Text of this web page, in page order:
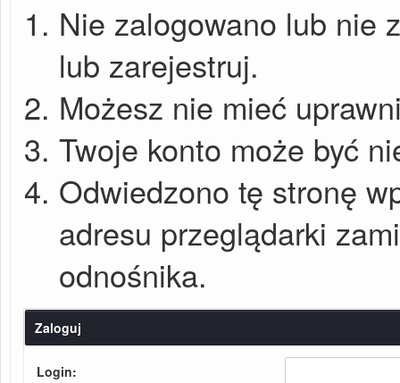
Nie zalogowano lub nie
lub zarejestruj.
Możesz nie mieć
Twoje konto może być
Odwiedzono tę stronę
adresu przeglądarki
odnośnika.
Zaloguj
Login: